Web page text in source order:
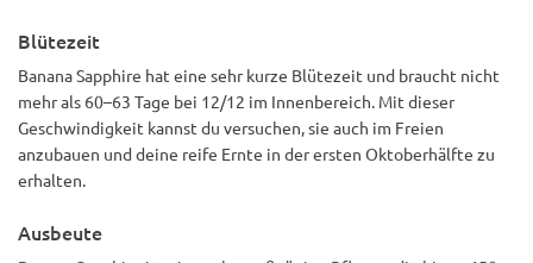
Blütezeit
Banana Sapphire hat eine sehr kurze Blütezeit und braucht nicht
mehr als 60–63 Tage bei 12/12 im Innenbereich. Mit dieser
Geschwindigkeit kannst du versuchen, sie auch im Freien
anzubauen und deine reife Ernte in der ersten Oktoberhälfte zu
erhalten.
Ausbeute